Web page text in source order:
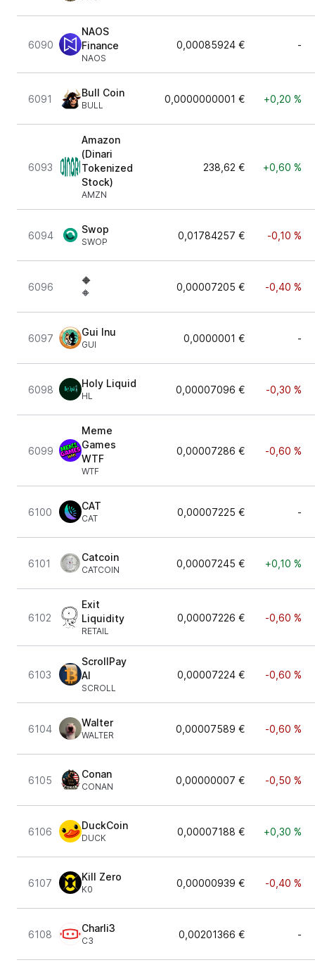
6090
NAOS
Finance
NAOS
0,00085924 € -
6091
Bull Coin
BULL
0,0000000001 € +0,20 %
6093
Amazon
(Dinari
Tokenized
Stock)
AMZN
238,62 € +0,60 %
6094
Swop
SWOP
0,01784257 € -0,10 %
6096
🔶
🔶
0,00007205 € -0,40 %
6097
Gui Inu
GUI
0,0000001 € -
6098
Holy Liquid
HL
0,00007096 € -0,30 %
6099
Meme
Games
WTF
WTF
0,00007286 € -0,60 %
6100
CAT
CAT
0,00007225 € -
6101
Catcoin
CATCOIN
0,00007245 € +0,10 %
6102
Exit
Liquidity
RETAIL
0,00007226 € -0,60 %
6103
ScrollPay
AI
SCROLL
0,00007224 € -0,60 %
6104
Walter
WALTER
0,00007589 € -0,60 %
6105
Conan
CONAN
0,00000007 € -0,50 %
6106
DuckCoin
DUCK
0,00007188 € +0,30 %
6107
Kill Zero
K0
0,00000939 € -0,40 %
6108
Charli3
C3
0,00201366 € -